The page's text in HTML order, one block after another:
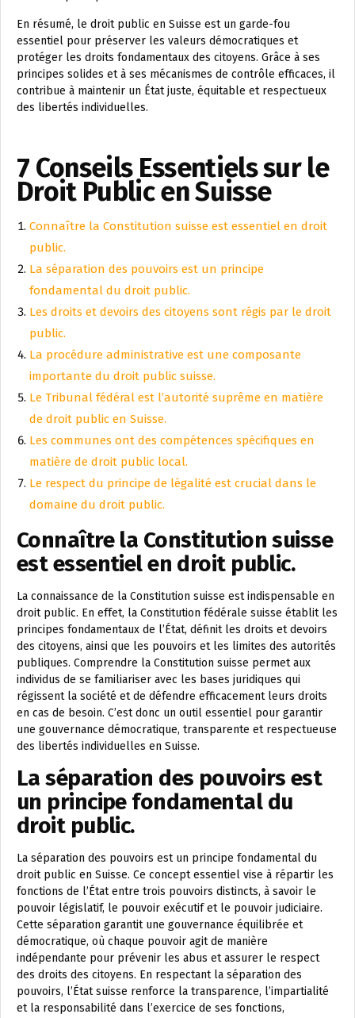
En résumé, le droit public en Suisse est un garde-fou
essentiel pour préserver les valeurs démocratiques et
protéger les droits fondamentaux des citoyens. Grâce à ses
principes solides et à ses mécanismes de contrôle efficaces, il
contribue à maintenir un État juste, équitable et respectueux
des libertés individuelles.
7 Conseils Essentiels sur le
Droit Public en Suisse
Connaître la Constitution suisse est essentiel en droit
public.
La séparation des pouvoirs est un principe
fondamental du droit public.
Les droits et devoirs des citoyens sont régis par le droit
public.
La procédure administrative est une composante
importante du droit public suisse.
Le Tribunal fédéral est l’autorité suprême en matière
de droit public en Suisse.
Les communes ont des compétences spécifiques en
matière de droit public local.
Le respect du principe de légalité est crucial dans le
domaine du droit public.
Connaître la Constitution suisse
est essentiel en droit public.
La connaissance de la Constitution suisse est indispensable en
droit public. En effet, la Constitution fédérale suisse établit les
principes fondamentaux de l’État, définit les droits et devoirs
des citoyens, ainsi que les pouvoirs et les limites des autorités
publiques. Comprendre la Constitution suisse permet aux
individus de se familiariser avec les bases juridiques qui
régissent la société et de défendre efficacement leurs droits
en cas de besoin. C’est donc un outil essentiel pour garantir
une gouvernance démocratique, transparente et respectueuse
des libertés individuelles en Suisse.
La séparation des pouvoirs est
un principe fondamental du
droit public.
La séparation des pouvoirs est un principe fondamental du
droit public en Suisse. Ce concept essentiel vise à répartir les
fonctions de l’État entre trois pouvoirs distincts, à savoir le
pouvoir législatif, le pouvoir exécutif et le pouvoir judiciaire.
Cette séparation garantit une gouvernance équilibrée et
démocratique, où chaque pouvoir agit de manière
indépendante pour prévenir les abus et assurer le respect
des droits des citoyens. En respectant la séparation des
pouvoirs, l’État suisse renforce la transparence, l’impartialité
et la responsabilité dans l’exercice de ses fonctions,